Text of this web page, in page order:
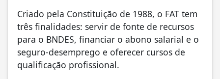
Criado pela Constituição de 1988, o FAT tem
três finalidades: servir de fonte de recursos
para o BNDES, financiar o abono salarial e o
seguro-desemprego e oferecer cursos de
qualificação profissional.